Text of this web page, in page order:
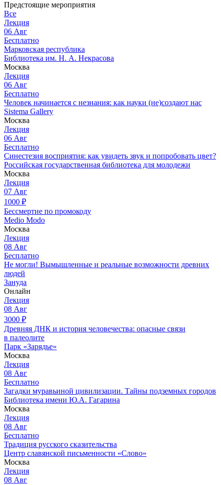
Предстоящие мероприятия
Все
Лекция
06 Авг
Бесплатно
Марковская республика
Библиотека им. Н. А. Некрасова
Москва
Лекция
06 Авг
Бесплатно
Человек начинается с незнания: как науки (не)создают нас
Sistema Gallery
Москва
Лекция
06 Авг
Бесплатно
Синестезия восприятия: как увидеть звук и попробовать цвет?
Российская государственная библиотека для молодежи
Москва
Лекция
07 Авг
1000 ₽
Бессмертие по промокоду
Medio Modo
Москва
Лекция
08 Авг
Бесплатно
Не могли! Вымышленные и реальные возможности древних
людей
Зануда
Онлайн
Лекция
08 Авг
3000 ₽
Древняя ДНК и история человечества: опасные связи
в палеолите
Парк «Зарядье»
Москва
Лекция
08 Авг
Бесплатно
Загадки муравьиной цивилизации. Тайны подземных городов
Библиотека имени Ю.А. Гагарина
Москва
Лекция
08 Авг
Бесплатно
Традиция русского сказительства
Центр славянской письменности «Слово»
Москва
Лекция
08 Авг